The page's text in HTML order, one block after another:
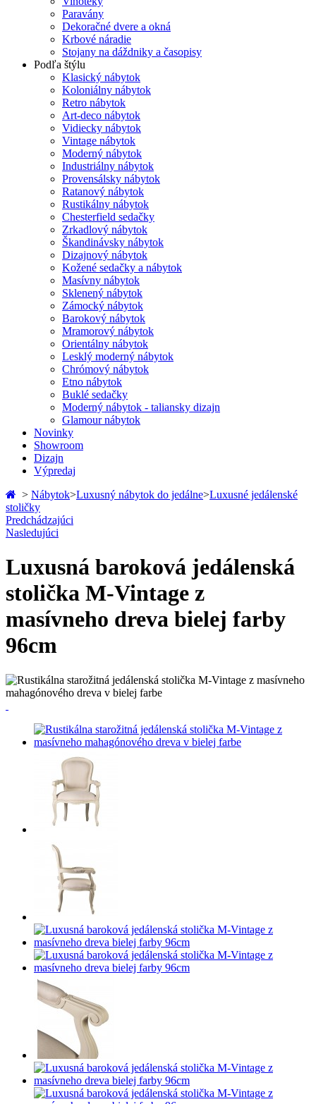
Paravány
Dekoračné dvere a okná
Krbové náradie
Stojany na dáždniky a časopisy
Podľa štýlu
Klasický nábytok
Koloniálny nábytok
Retro nábytok
Art-deco nábytok
Vidiecky nábytok
Vintage nábytok
Moderný nábytok
Industriálny nábytok
Provensálsky nábytok
Ratanový nábytok
Rustikálny nábytok
Chesterfield sedačky
Zrkadlový nábytok
Škandinávsky nábytok
Dizajnový nábytok
Kožené sedačky a nábytok
Masívny nábytok
Sklenený nábytok
Zámocký nábytok
Barokový nábytok
Mramorový nábytok
Orientálny nábytok
Lesklý moderný nábytok
Chrómový nábytok
Etno nábytok
Buklé sedačky
Moderný nábytok - taliansky dizajn
Glamour nábytok
Novinky
Showroom
Dizajn
Výpredaj
> Nábytok>Luxusný nábytok do jedálne>Luxusné jedálenské
stoličky
Predchádzajúci
Nasledujúci
Luxusná baroková jedálenská
stolička M-Vintage z
masívneho dreva bielej farby
96cm